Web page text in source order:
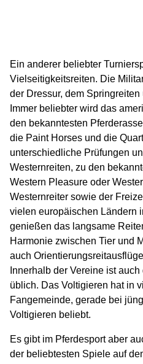
Ein anderer beliebter
Vielseitigkeitsreiten. Die
der Dressur, dem
Immer beliebter wird das
den bekanntesten
die Paint Horses und die
unterschiedliche Prüfungen
Westernreiten, zu den
Western Pleasure oder
Westernreiter sowie der
vielen europäischen Ländern
genießen das langsame
Harmonie zwischen Tier und
auch
Innerhalb der Vereine ist
üblich. Das Voltigieren hat in
Fangemeinde, gerade bei
Voltigieren beliebt.
Es gibt im Pferdesport aber
der beliebtesten Spiele auf